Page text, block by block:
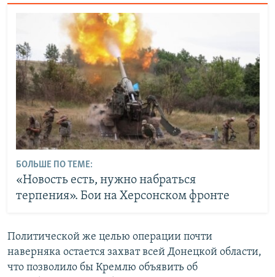
БОЛЬШЕ ПО ТЕМЕ:
«Новость есть, нужно набраться
терпения». Бои на Херсонском фронте
Политической же целью операции почти
наверняка остается захват всей Донецкой области,
что позволило бы Кремлю объявить об